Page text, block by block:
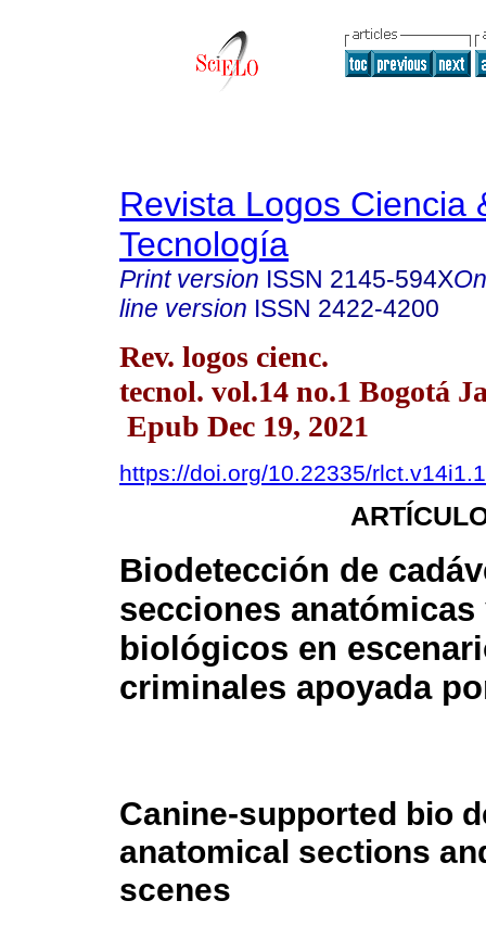
Revista Logos Ciencia
Tecnología
Print version ISSN 2145-594X
line version ISSN 2422-4200
Rev. logos cienc.
tecnol. vol.14 no.1 Bogotá
Epub Dec 19, 2021
https://doi.org/10.22335/
Biodetección de
secciones
biológicos en
criminales apoyada
Canine-supported bio
anatomical sections
scenes